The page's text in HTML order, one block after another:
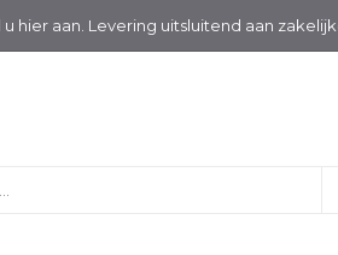
hier aan. Levering uitsluitend aan